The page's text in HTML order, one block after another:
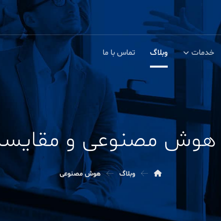
خدمات وبلاگ تماس با ما
هوش مصنوعی و
وبلاگ هوش مصنوعی